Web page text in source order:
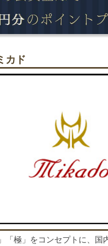
カド
「極」をコンセプトに、国